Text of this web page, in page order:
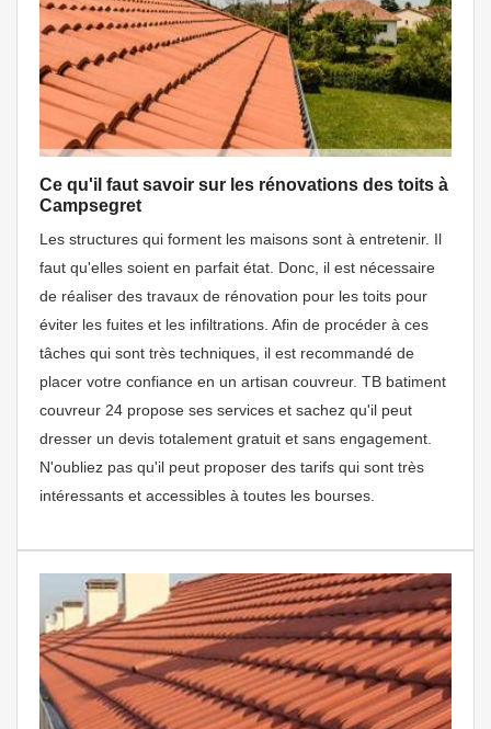
Ce qu'il faut savoir sur les rénovations des toits à
Campsegret
Les structures qui forment les maisons sont à entretenir. Il
faut qu'elles soient en parfait état. Donc, il est nécessaire
de réaliser des travaux de rénovation pour les toits pour
éviter les fuites et les infiltrations. Afin de procéder à ces
tâches qui sont très techniques, il est recommandé de
placer votre confiance en un artisan couvreur. TB batiment
couvreur 24 propose ses services et sachez qu'il peut
dresser un devis totalement gratuit et sans engagement.
N'oubliez pas qu'il peut proposer des tarifs qui sont très
intéressants et accessibles à toutes les bourses.